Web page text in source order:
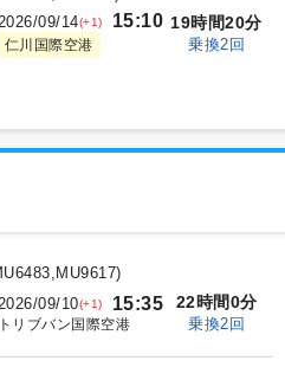
2026/09/14(+1) 15:10
仁川国際空港
19時間20分
乗換2回
)
09/10(+1) 15:35
トリブバン国際空港
22時間0分
乗換2回